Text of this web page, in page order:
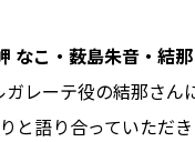
こ・薮島朱音・結那
レーテ役の結那さん
と語り合っていただき